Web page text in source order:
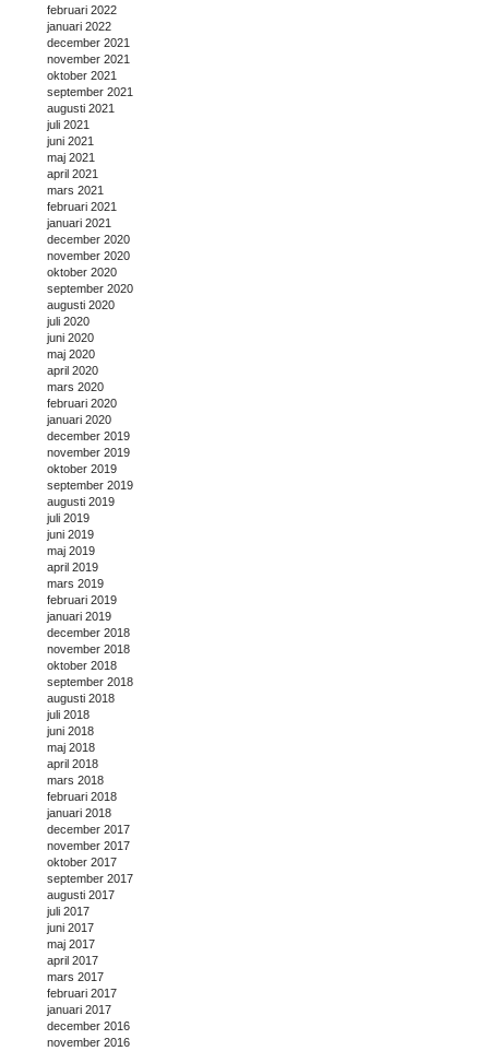
februari 2022
januari 2022
december 2021
november 2021
oktober 2021
september 2021
augusti 2021
juli 2021
juni 2021
maj 2021
april 2021
mars 2021
februari 2021
januari 2021
december 2020
november 2020
oktober 2020
september 2020
augusti 2020
juli 2020
juni 2020
maj 2020
april 2020
mars 2020
februari 2020
januari 2020
december 2019
november 2019
oktober 2019
september 2019
augusti 2019
juli 2019
juni 2019
maj 2019
april 2019
mars 2019
februari 2019
januari 2019
december 2018
november 2018
oktober 2018
september 2018
augusti 2018
juli 2018
juni 2018
maj 2018
april 2018
mars 2018
februari 2018
januari 2018
december 2017
november 2017
oktober 2017
september 2017
augusti 2017
juli 2017
juni 2017
maj 2017
april 2017
mars 2017
februari 2017
januari 2017
december 2016
november 2016